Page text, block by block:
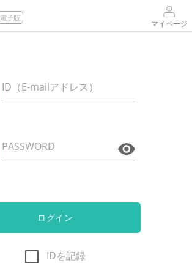
電子版
マイページ
ID（E-mailアドレス）
PASSWORD
ログイン
IDを記録